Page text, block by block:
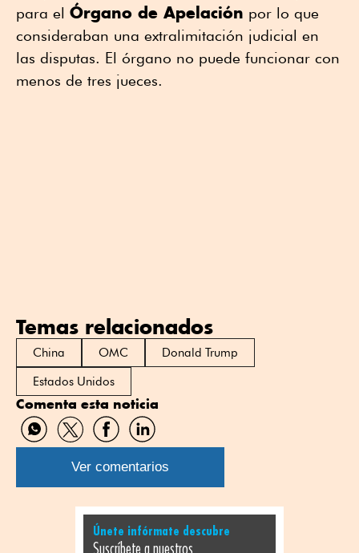
para el Órgano de Apelación por lo que
consideraban una extralimitación judicial en
las disputas. El órgano no puede funcionar con
menos de tres jueces.
Temas relacionados
China OMC
Donald Trump
Estados Unidos
Comenta esta noticia
Compartir
por
WhatsApp
Compartir
por
Twitter
Compartir
por
Facebook
Compartir
por
Linkedin
Ver comentarios
Únete infórmate descubre
Suscríbete a nuestros